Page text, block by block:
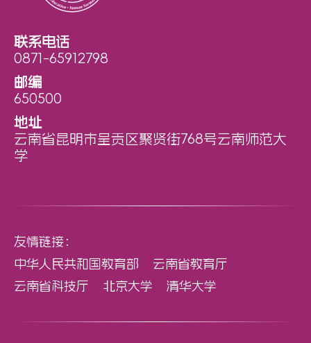
联系电话
0871-65912798
邮编
650500
地址
云南省昆明市呈贡区聚贤街768号云南师范大
学
友情链接：
中华人民共和国教育部
云南省教育厅
云南省科技厅
北京大学 清华大学